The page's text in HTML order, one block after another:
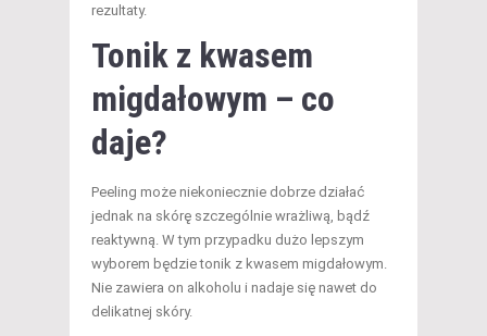
rezultaty.
Tonik z kwasem
migdałowym – co
daje?
Peeling może niekoniecznie dobrze działać
jednak na skórę szczególnie wrażliwą, bądź
reaktywną. W tym przypadku dużo lepszym
wyborem będzie tonik z kwasem migdałowym.
Nie zawiera on alkoholu i nadaje się nawet do
delikatnej skóry.